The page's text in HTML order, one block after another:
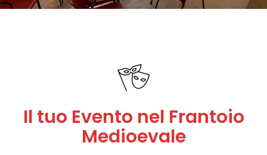
Il tuo Evento nel Frantoio
Medioevale